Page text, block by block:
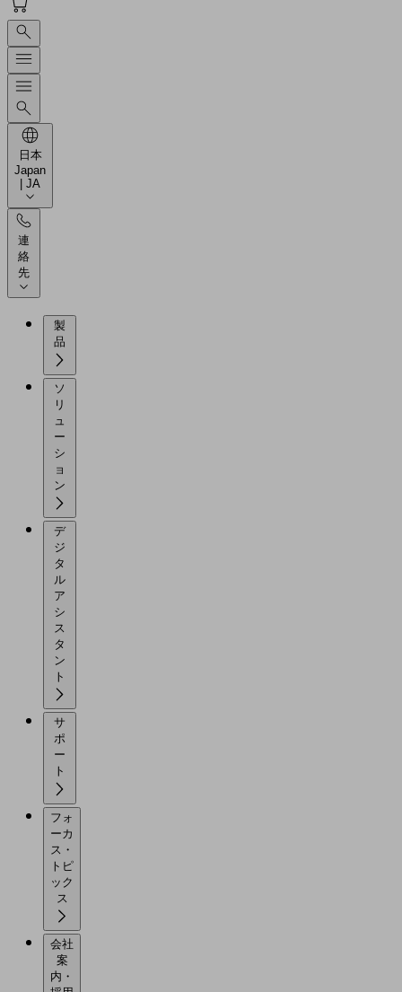
日本
Japan
| JA
連
絡
先
製
ソ
リ
ュ
ー
シ
ョ
デ
ジ
タ
ル
ア
シ
ス
タ
ン
サ
ポ
ー
フォ
ーカ
ス・
トピ
ック
会社
案
内・